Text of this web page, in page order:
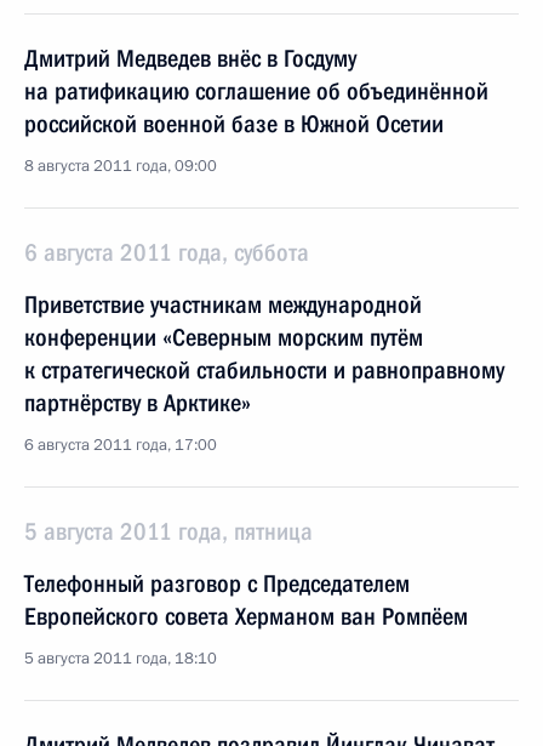
Дмитрий Медведев внёс в Госдуму
на ратификацию соглашение об объединённой
российской военной базе в Южной Осетии
8 августа 2011 года, 09:00
6 августа 2011 года, суббота
Приветствие участникам международной
конференции «Северным морским путём
к стратегической стабильности и равноправному
партнёрству в Арктике»
6 августа 2011 года, 17:00
5 августа 2011 года, пятница
Телефонный разговор с Председателем
Европейского совета Херманом ван Ромпёем
5 августа 2011 года, 18:10